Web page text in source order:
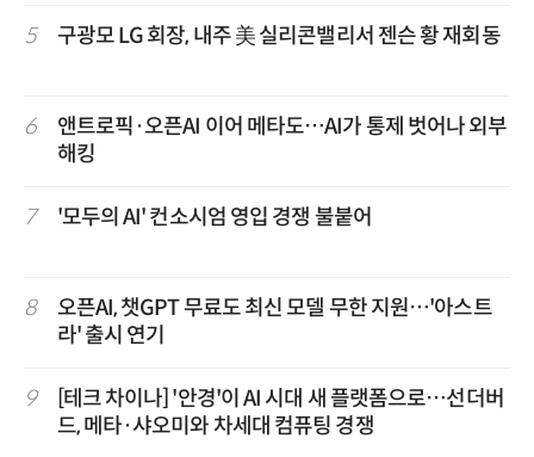
5 구광모 LG 회장, 내주 美 실리콘밸리서 젠슨 황 재회동
6
앤트로픽·오픈AI 이어 메타도…AI가 통제 벗어나 외부
해킹
7 '모두의 AI' 컨소시엄 영입 경쟁 불붙어
8
오픈AI, 챗GPT 무료도 최신 모델 무한 지원…'아스트
라' 출시 연기
9
[테크 차이나] '안경'이 AI 시대 새 플랫폼으로…선더버
드, 메타·샤오미와 차세대 컴퓨팅 경쟁